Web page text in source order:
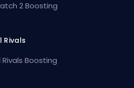
2 Boosting
Rivals
Rivals Boosting